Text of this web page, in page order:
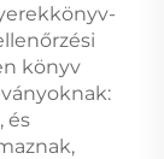
könyv
és